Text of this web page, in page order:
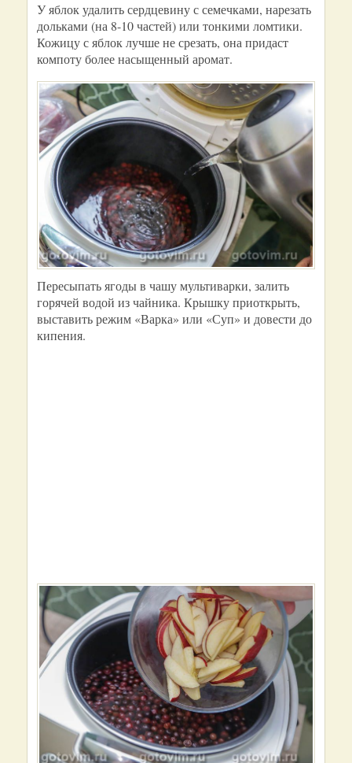
У яблок удалить сердцевину с семечками, нарезать
дольками (на 8-10 частей) или тонкими ломтики.
Кожицу с яблок лучше не срезать, она придаст
компоту более насыщенный аромат.
Пересыпать ягоды в чашу мультиварки, залить
горячей водой из чайника. Крышку приоткрыть,
выставить режим «Варка» или «Суп» и довести до
кипения.